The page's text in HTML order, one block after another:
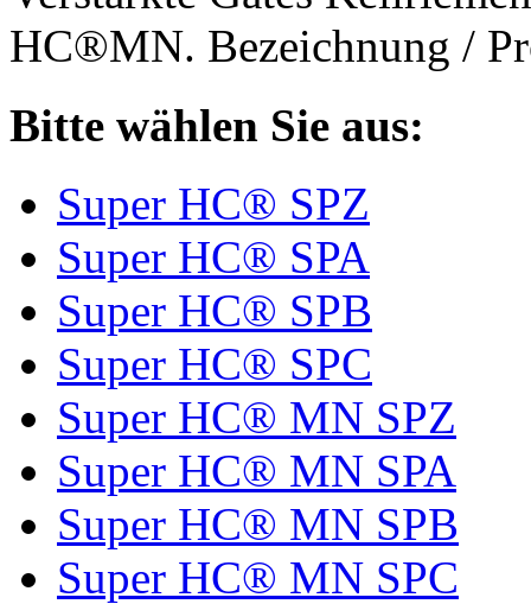
HC®MN. Bezeichnung /
Bitte wählen Sie aus:
Super HC® SPZ
Super HC® SPA
Super HC® SPB
Super HC® SPC
Super HC® MN SPZ
Super HC® MN SPA
Super HC® MN SPB
Super HC® MN SPC